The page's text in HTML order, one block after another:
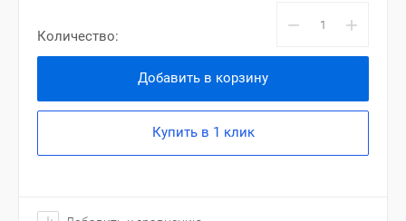
Количество: − +
Добавить в корзину
Купить в 1 клик